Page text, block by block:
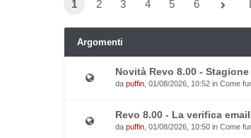
1 2 3 4 5 6
Argomenti
Novità Revo 8.00 - Stagione
da puffin , 01/08/2026, 10:52 in Come
Revo 8.00 - La verifica email
da puffin , 01/08/2026, 10:50 in Come